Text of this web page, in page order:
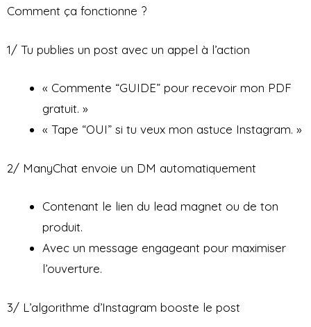
Comment ça fonctionne ?
1/ Tu publies un post avec un appel à l’action
« Commente “GUIDE” pour recevoir mon PDF
gratuit. »
« Tape “OUI” si tu veux mon astuce Instagram. »
2/ ManyChat envoie un DM automatiquement
Contenant le lien du lead magnet ou de ton
produit.
Avec un message engageant pour maximiser
l’ouverture.
3/ L’algorithme d’Instagram booste le post